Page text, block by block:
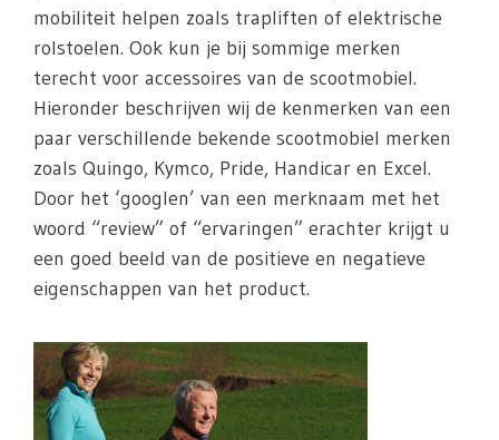
mobiliteit helpen zoals trapliften of elektrische
rolstoelen. Ook kun je bij sommige merken
terecht voor accessoires van de scootmobiel.
Hieronder beschrijven wij de kenmerken van een
paar verschillende bekende scootmobiel merken
zoals Quingo, Kymco, Pride, Handicar en Excel.
Door het ‘googlen’ van een merknaam met het
woord “review” of “ervaringen” erachter krijgt u
een goed beeld van de positieve en negatieve
eigenschappen van het product.